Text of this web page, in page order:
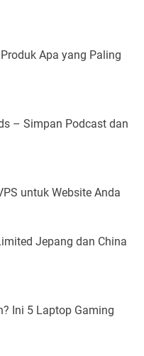
Apa yang Paling
– Simpan Podcast dan
untuk Website Anda
Jepang dan China
Ini 5 Laptop Gaming